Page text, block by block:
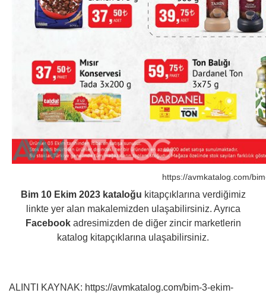
https://avmkatalog.com/
Bim 10 Ekim 2023 kataloğu kitapçıklarına verdiğimiz
linkte yer alan makalemizden ulaşabilirsiniz. Ayrıca
Facebookadresimizden de diğer zincir marketlerin
katalog kitapçıklarına ulaşabilirsiniz.
ALINTI KAYNAK: https://avmkatalog.com/bim-3-ekim-